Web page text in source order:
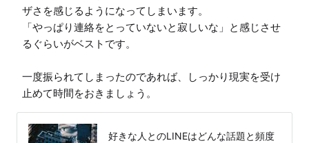
ザさを感じるようになってしまいます。
「やっぱり連絡をとっていないと寂しいな」と感じさせ
るぐらいがベストです。
一度振られてしまったのであれば、しっかり現実を受け
止めて時間をおきましょう。
好きな人とのLINEはどんな話題と頻度